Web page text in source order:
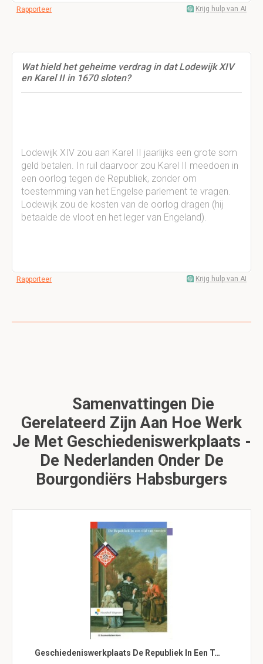
Rapporteer Krijg hulp van AI
Wat hield het geheime verdrag in dat Lodewijk XIV
en Karel II in 1670 sloten?
Lodewijk XIV zou aan Karel II jaarlijks een grote som
geld betalen. In ruil daarvoor zou Karel II meedoen in
een oorlog tegen de Republiek, zonder om
toestemming van het Engelse parlement te vragen.
Lodewijk zou de kosten van de oorlog dragen (hij
betaalde de vloot en het leger van Engeland).
Rapporteer Krijg hulp van AI
Samenvattingen Die
Gerelateerd Zijn Aan Hoe Werk
Je Met Geschiedeniswerkplaats -
De Nederlanden Onder De
Bourgondiërs Habsburgers
Geschiedeniswerkplaats De Republiek In Een T…